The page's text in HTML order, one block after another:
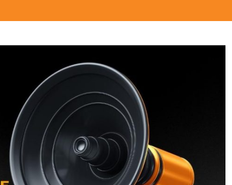
PREGLEDAJ CIJELI WEBSHOP
AKCIJSKA PONUDA
O NAMANAŠE USLUGE
Proizvodi označeni “slivnik sifonski”